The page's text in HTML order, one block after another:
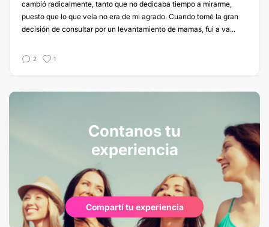
cambió radicalmente, tanto que no dedicaba tiempo a mirarme,
puesto que lo que veía no era de mi agrado. Cuando tomé la gran
decisión de consultar por un levantamiento de mamas, fui a va...
2 1
Contanos tu
experiencia
Compartí tu experiencia